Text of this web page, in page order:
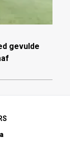
gevulde